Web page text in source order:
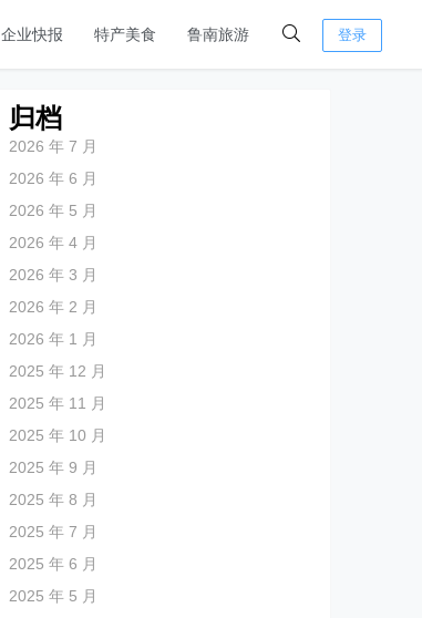
企业快报 特产美食 鲁南旅游 登录
归档
2026 年 7 月
2026 年 6 月
2026 年 5 月
2026 年 4 月
2026 年 3 月
2026 年 2 月
2026 年 1 月
2025 年 12 月
2025 年 11 月
2025 年 10 月
2025 年 9 月
2025 年 8 月
2025 年 7 月
2025 年 6 月
2025 年 5 月